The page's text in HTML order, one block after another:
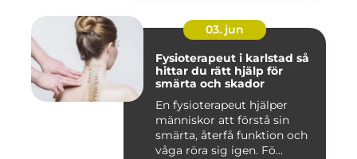
03. jun
Fysioterapeut i karlstad så
hittar du rätt hjälp för
smärta och skador
En fysioterapeut hjälper
människor att förstå sin
smärta, återfå funktion och
våga röra sig igen. Fö...